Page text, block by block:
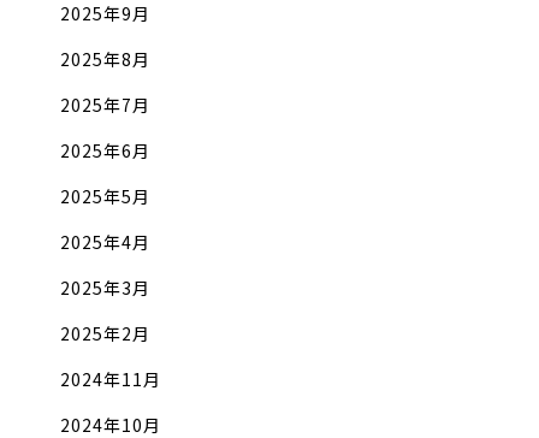
2025年9月
2025年8月
2025年7月
2025年6月
2025年5月
2025年4月
2025年3月
2025年2月
2024年11月
2024年10月